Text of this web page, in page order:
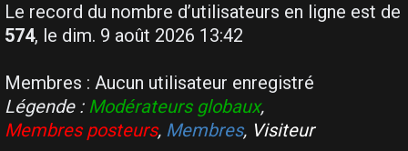
Le record du nombre d’utilisateurs en ligne est de
574, le dim. 9 août 2026 13:42
Membres : Aucun utilisateur enregistré
Légende : Modérateurs globaux,
Membres posteurs, Membres, Visiteur